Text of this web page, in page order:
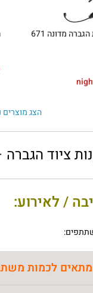
השכרת חגורת הגברה מדונה 671
הצג מוצרים
ציוד
/ לאירוע:
מתאים לכמות